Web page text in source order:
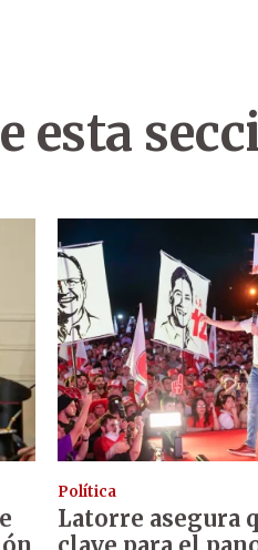
esta
Política
Latorre asegura